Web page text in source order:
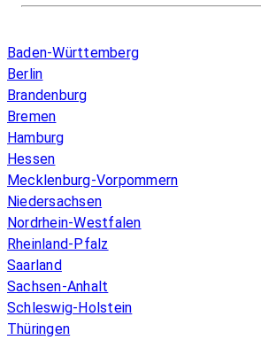
Baden-Württemberg
Berlin
Brandenburg
Bremen
Hamburg
Hessen
Mecklenburg-Vorpommern
Niedersachsen
Nordrhein-Westfalen
Rheinland-Pfalz
Saarland
Sachsen-Anhalt
Schleswig-Holstein
Thüringen